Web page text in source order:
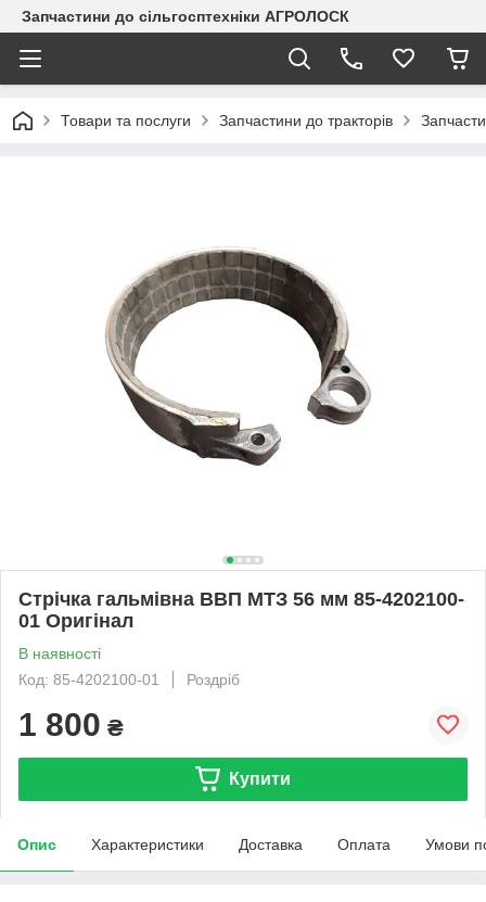
Запчастини до сільгосптехніки АГРОЛОСК
Товари та послуги Запчастини до тракторів
Стрічка гальмівна ВВП МТЗ 56 мм 85-4202100-
01 Оригінал
В наявності
Код: 85-4202100-01
Роздріб
1 800 ₴
Купити
Опис Характеристики Доставка Оплата Умови